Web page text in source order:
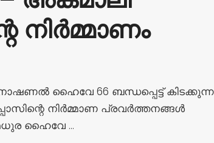
നിർമ്മാണം
ഹൈവേ 66 ബന്ധപ്പെട്ട് കിടക്കുന്ന
നിർമ്മാണ പ്രവർത്തനങ്ങൾ
ഹൈവേ …